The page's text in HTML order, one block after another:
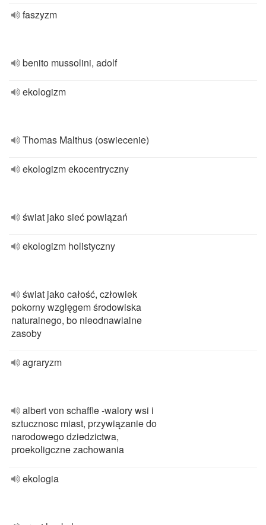
faszyzm
benito mussolini, adolf
ekologizm
Thomas Malthus (oswiecenie)
ekologizm ekocentryczny
świat jako sieć powiązań
ekologizm holistyczny
świat jako całość, człowiek
pokorny wzglęgem środowiska
naturalnego, bo nieodnawialne
zasoby
agraryzm
albert von schaffle -walory wsi i
sztucznosc miast, przywiązanie do
narodowego dziedzictwa,
proekoligczne zachowania
ekologia